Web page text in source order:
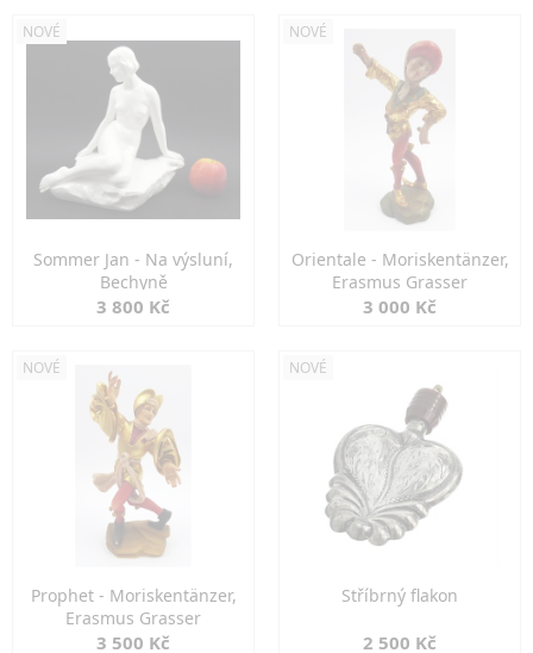
NOVÉ
Sommer Jan - Na výsluní,
Bechyně
3 800 Kč
NOVÉ
Orientale - Moriskentänzer,
Erasmus Grasser
3 000 Kč
NOVÉ
Prophet - Moriskentänzer,
Erasmus Grasser
3 500 Kč
NOVÉ
Stříbrný flakon
2 500 Kč